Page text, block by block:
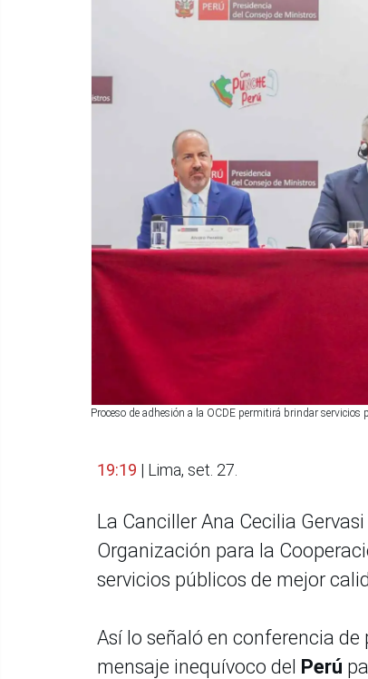
Proceso de adhesión a la OCDE permitirá brindar servicios
19:19 | Lima, set. 27.
La Canciller Ana Cecilia
Organización para la
servicios públicos de mejor
Así lo señaló en conferencia de
mensaje inequívoco del Perú